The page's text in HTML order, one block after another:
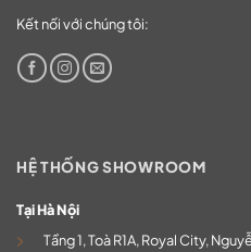
Kết nối với chúng tôi:
HỆ THỐNG SHOWROOM
Tại Hà Nội
Tầng 1, Toà R1A, Royal City,